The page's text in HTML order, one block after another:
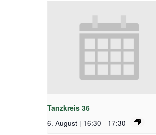
Tanzkreis 36
6. August | 16:30 - 17:30